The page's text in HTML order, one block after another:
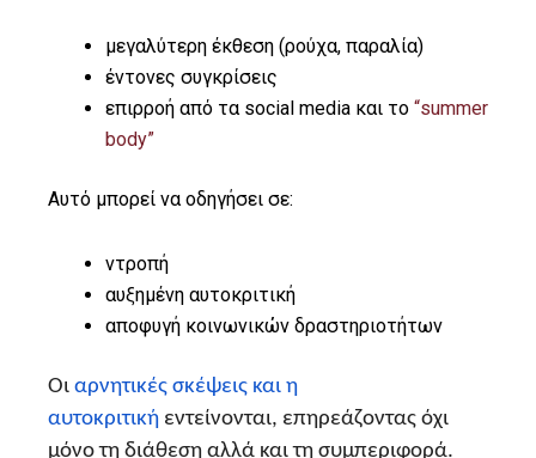
μεγαλύτερη έκθεση (ρούχα, παραλία)
έντονες συγκρίσεις
επιρροή από τα social media και το “summer
body”
Αυτό μπορεί να οδηγήσει σε:
ντροπή
αυξημένη αυτοκριτική
αποφυγή κοινωνικών δραστηριοτήτων
Οι αρνητικές σκέψεις και η
αυτοκριτική εντείνονται, επηρεάζοντας όχι
μόνο τη διάθεση αλλά και τη συμπεριφορά.